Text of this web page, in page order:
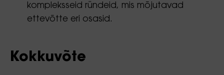
kompleksseid ründeid, mis mõjutavad
ettevõtte eri osasid.
Kokkuvõte